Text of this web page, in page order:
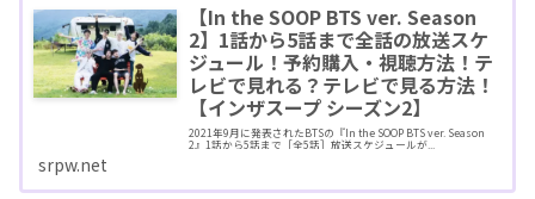
【In the SOOP BTS ver. Season
2】1話から5話まで全話の放送スケ
ジュール！予約購入・視聴方法！テ
レビで見れる？テレビで見る方法！
【インザスープ シーズン2】
2021年9月に発表されたBTSの『In the SOOP BTS ver. Season
2』1話から5話まで［全5話］放送スケジュールが...
srpw.net